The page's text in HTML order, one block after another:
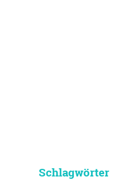
Schlagwörter